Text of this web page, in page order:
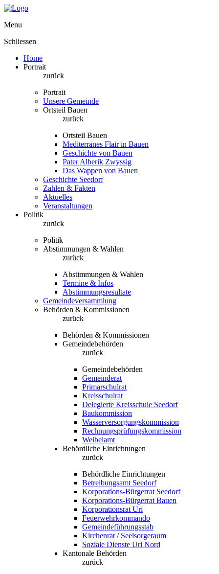
Menu
Schliessen
Home
Portrait
zurück
Portrait
Unsere Gemeinde
Ortsteil Bauen
zurück
Ortsteil Bauen
Mediterranes Flair in Bauen
Geschichte von Bauen
Pater Alberik Zwyssig
Das Wappen von Bauen
Geschichte Seedorf
Zahlen & Fakten
Aktuelles
Veranstaltungen
Politik
zurück
Politik
Abstimmungen & Wahlen
zurück
Abstimmungen & Wahlen
Termine & Infos
Abstimmungsresultate
Gemeindeversammlung
Behörden & Kommissionen
zurück
Behörden & Kommissionen
Gemeindebehörden
zurück
Gemeindebehörden
Gemeinderat
Primarschulrat
Kreisschulrat
Delegierte Kreisschule Seedorf
Baukommission
Wasserversorgungskommission
Rechnungsprüfungskommission
Weibelamt
Behördliche Einrichtungen
zurück
Behördliche Einrichtungen
Betreibungsamt Seedorf
Korporations-Bürgerrat Seedorf
Korporations-Bürgerrat Bauen
Korporationsrat Uri
Feuerwehrkommando
Gemeindeführungsstab
Kirchenrat / Seelsorgeraum
Soziale Dienste Uri Nord
Kantonale Behörden
zurück